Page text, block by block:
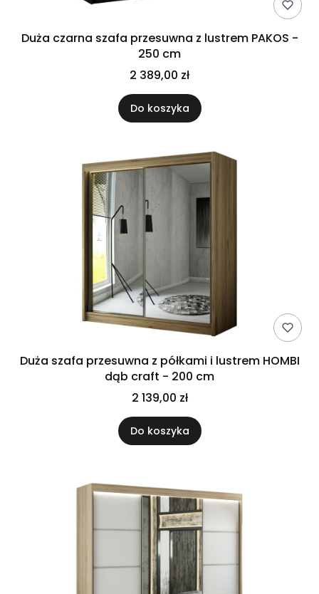
Duża czarna szafa przesuwna z lustrem PAKOS -
250 cm
2 389,00 zł
Do koszyka
Duża szafa przesuwna z półkami i lustrem HOMBI
dąb craft - 200 cm
2 139,00 zł
Do koszyka